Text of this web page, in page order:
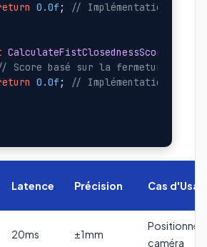
0.0f ;
// Implémentation
CalculateFistClosednessScore
Score basé sur la fermeture des
0.0f ;
// Implémentation
Latence Précision Cas
20ms ±1mm
caméra